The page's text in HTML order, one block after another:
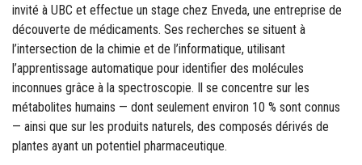
invité à UBC et effectue un stage chez Enveda, une entreprise de
découverte de médicaments. Ses recherches se situent à
l’intersection de la chimie et de l’informatique, utilisant
l’apprentissage automatique pour identifier des molécules
inconnues grâce à la spectroscopie. Il se concentre sur les
métabolites humains — dont seulement environ 10 % sont connus
— ainsi que sur les produits naturels, des composés dérivés de
plantes ayant un potentiel pharmaceutique.